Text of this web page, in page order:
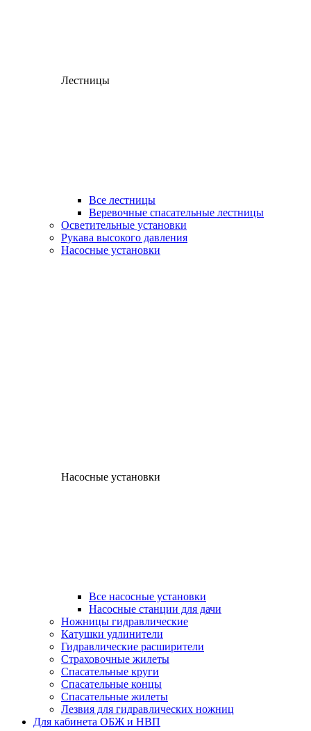
Лестницы
Все лестницы
Веревочные спасательные лестницы
Осветительные установки
Рукава высокого давления
Насосные установки
Насосные установки
Все насосные установки
Насосные станции для дачи
Ножницы гидравлические
Катушки удлинители
Гидравлические расширители
Страховочные жилеты
Спасательные круги
Спасательные концы
Спасательные жилеты
Лезвия для гидравлических ножниц
Для кабинета ОБЖ и НВП